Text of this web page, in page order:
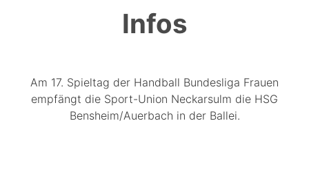
Infos
Am 17. Spieltag der Handball Bundesliga Frauen
empfängt die Sport-Union Neckarsulm die HSG
Bensheim/Auerbach in der Ballei.